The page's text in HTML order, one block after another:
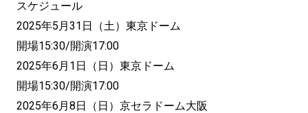
スケジュール
2025年5月31日（土）東京ドーム
開場15:30/開演17:00
2025年6月1日（日）東京ドーム
開場15:30/開演17:00
2025年6月8日（日）京セラドーム大阪